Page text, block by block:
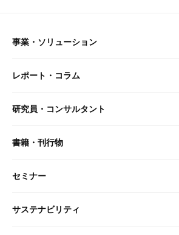
事業・ソリューション
事業・ソリューション トップ
リサーチ
レポート・コラム
レポート・コラム トップ
最新のレポート・コラム
研究員・コンサルタント
研究員・コンサルタント トップ
研究員
書籍・刊行物
書籍・刊行物 トップ
書籍
セミナー
セミナー トップ
サステナビリティ